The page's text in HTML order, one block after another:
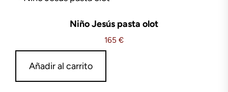
Niño Jesús pasta olot
165 €
Añadir al carrito